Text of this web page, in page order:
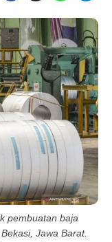
pembuatan baja
Jawa Barat.